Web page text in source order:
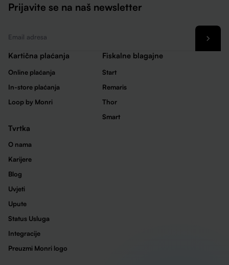
Prijavite se na naš newsletter
Kartična plaćanja
Online plaćanja
In-store plaćanja
Loop by Monri
Fiskalne blagajne
Start
Remaris
Thor
Smart
Tvrtka
O nama
Karijere
Blog
Uvjeti
Upute
Status Usluga
Integracije
Preuzmi Monri logo